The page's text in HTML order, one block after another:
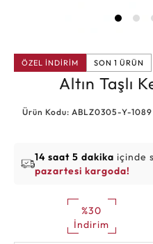
ÖZEL İNDİRİM SON 1 ÜRÜN
Altın Taşlı
Ürün Kodu: ABLZ0305-Y-1089
14 saat 5 dakika içinde
pazartesi kargoda!
%30
İndirim